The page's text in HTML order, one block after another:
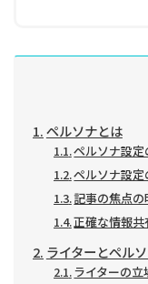
ペルソナとは
ペルソナ設定
ペルソナ設定
記事の焦点の
正確な情報
ライターとペル
ライターの立